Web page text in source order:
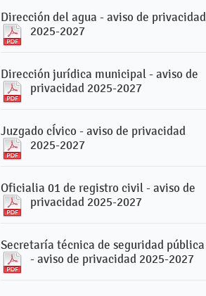
Dirección del agua - aviso de privacidad
2025-2027
Dirección jurídica municipal - aviso de
privacidad 2025-2027
Juzgado cÍvico - aviso de privacidad
2025-2027
Oficialia 01 de registro civil - aviso de
privacidad 2025-2027
Secretaría técnica de seguridad pública
- aviso de privacidad 2025-2027